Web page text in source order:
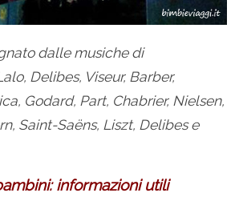
dalle musiche di
Delibes, Viseur, Barber,
Godard, Part, Chabrier, Nielsen,
Saint-Saëns, Liszt, Delibes e
informazioni utili